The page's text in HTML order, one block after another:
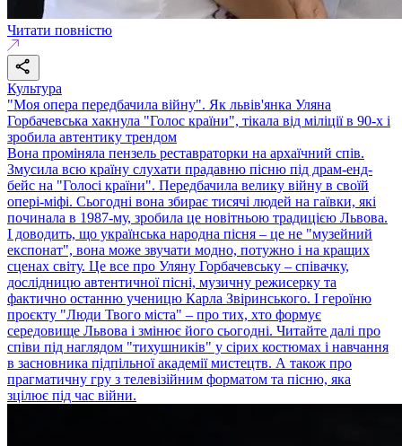
Читати повністю
Культура
"Моя опера передбачила війну". Як львів'янка Уляна
Горбачевська хакнула "Голос країни", тікала від міліції в 90-х і
зробила автентику трендом
Вона проміняла пензель реставраторки на архаїчний спів.
Змусила всю країну слухати прадавню пісню під драм-енд-
бейс на "Голосі країни". Передбачила велику війну в своїй
опері-міфі. Сьогодні вона збирає тисячі людей на гаївки, які
починала в 1987-му, зробила це новітньою традицією Львова.
І доводить, що українська народна пісня – це не "музейний
експонат", вона може звучати модно, потужно і на кращих
сценах світу. Це все про Уляну Горбачевську – співачку,
дослідницю автентичної пісні, музичну режисерку та
фактично останню ученицю Карла Звіринського. І героїню
проєкту "Люди Твого міста" – про тих, хто формує
середовище Львова і змінює його сьогодні. Читайте далі про
співи під наглядом "тихушників" у сірих костюмах і навчання
в засновника підпільної академії мистецтв. А також про
прагматичну гру з телевізійним форматом та пісню, яка
зцілює під час війни.